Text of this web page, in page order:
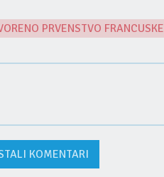
PRVENSTVO FRANCUSKE
KOMENTARI